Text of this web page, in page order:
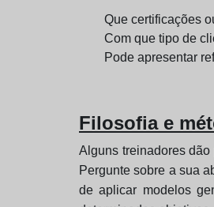
Que certificações
Com que tipo de
Pode apresentar
Filosofia e
Alguns treinadores
Pergunte sobre a sua
de aplicar modelos